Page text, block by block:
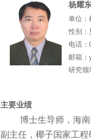
杨耀
单位：
性别：
电话
邮箱
研究领
主要业绩
博士生导师，海南
副主任，椰子国家工